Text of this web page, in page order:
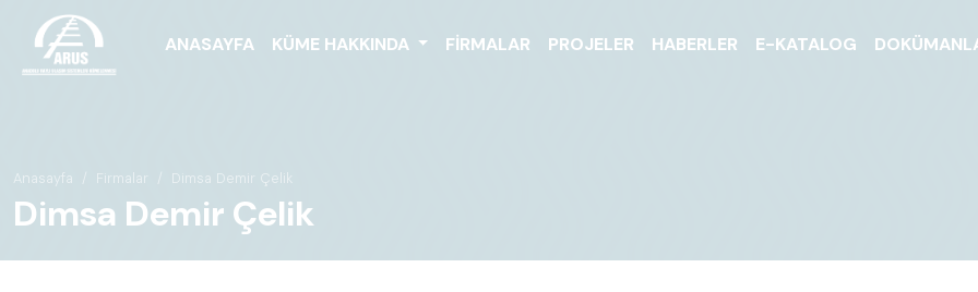
ANASAYFA KÜME HAKKINDA FIRMALAR PROJELER HABERLER E-KATALOG
Anasayfa Firmalar Dimsa Demir Çelik
Dimsa Demir Çelik